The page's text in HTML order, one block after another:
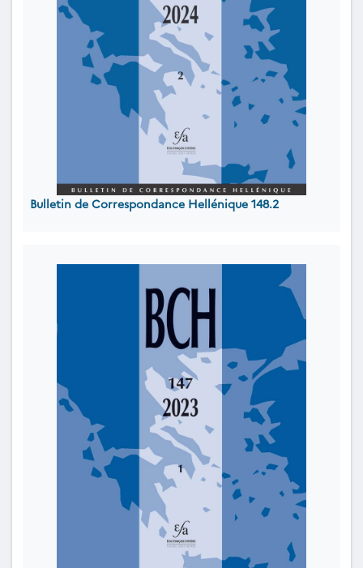
Bulletin de Correspondance Hellénique 148.2